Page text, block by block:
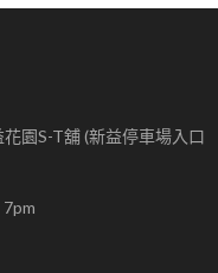
園S-T舖 (新益停車場入口